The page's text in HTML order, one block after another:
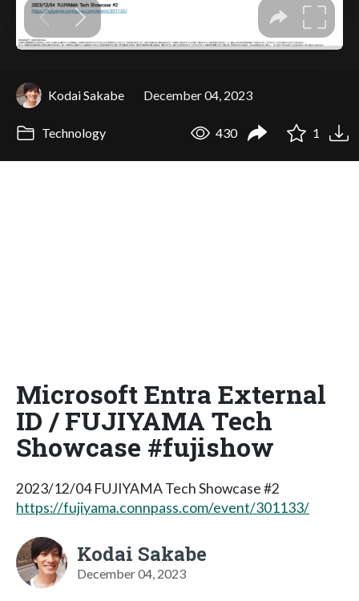
Kodai Sakabe December 04, 2023
Technology 430 1
Microsoft Entra External
ID / FUJIYAMA Tech
Showcase #fujishow
2023/12/04 FUJIYAMA Tech Showcase #2
https://fujiyama.connpass.com/event/301133/
Kodai Sakabe
December 04, 2023